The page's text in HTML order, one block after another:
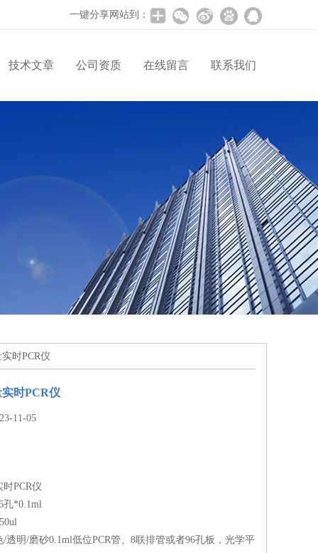
一键分享网站到：
技术文章 公司资质 在线留言 联系我们
时PCR仪
时PCR仪
11-05
PCR仪
孔*0.1ml
透明/磨砂0.1ml低位PCR管、8联排管或者96孔板，光学平